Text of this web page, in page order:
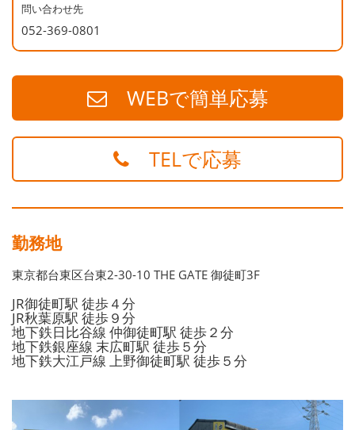
問い合わせ先
052-369-0801
WEBで簡単応募
TELで応募
勤務地
東京都台東区台東2-30-10 THE GATE 御徒町3F
JR御徒町駅 徒歩４分
JR秋葉原駅 徒歩９分
地下鉄日比谷線 仲御徒町駅 徒歩２分
地下鉄銀座線 末広町駅 徒歩５分
地下鉄大江戸線 上野御徒町駅 徒歩５分